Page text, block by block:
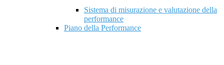
Sistema di misurazione e valutazione della
performance
Piano della Performance